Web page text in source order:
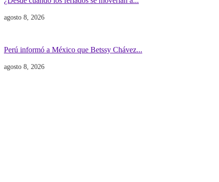
agosto 8, 2026
Perú informó a México que Betssy Chávez...
agosto 8, 2026